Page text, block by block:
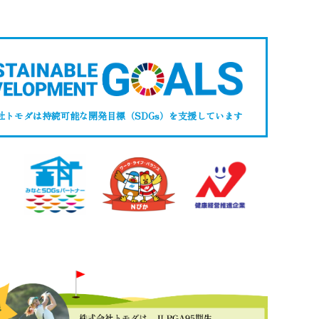
トモダは持続可能な開発目標（SDGs） を支援しています